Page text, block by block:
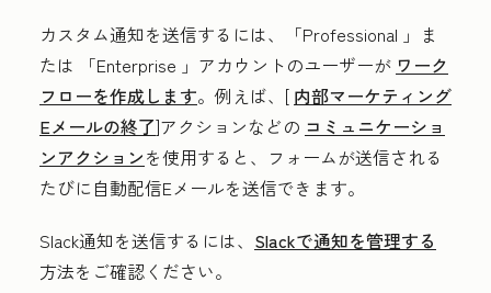
カスタム通知を送信するには、「Professional 」ま
たは
「Enterprise 」アカウントのユーザーが ワーク
フローを作成します。例えば、[ 内部マーケティング
Eメールの終了]アクションなどの コミュニケーショ
ンアクションを使用すると 、 フォームが送信される
たびに自動配信Eメールを送信できます。
Slack通知を送信するには、 Slackで通知を管理する
方法をご確認ください。